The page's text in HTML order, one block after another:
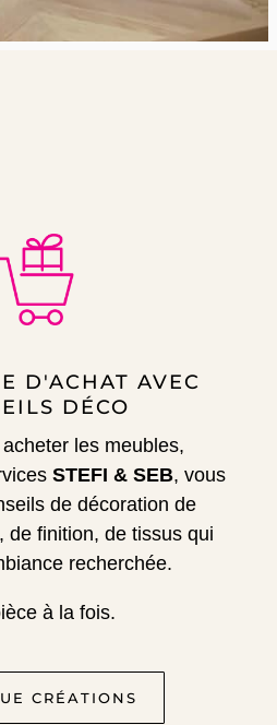
D'ACHAT AVEC
DÉCO
les meubles,
STEFI & SEB, vous
de décoration de
de finition, de tissus qui
recherchée.
à la fois.
CRÉATIONS